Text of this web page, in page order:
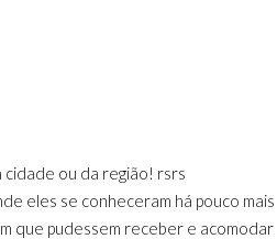
ou da região! rsrs
eles se conheceram há pouco mais
que pudessem receber e acomodar